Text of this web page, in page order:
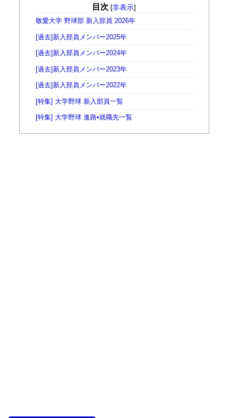
目次 [非表示]
敬愛大学 野球部 新入部員 2026年
[過去]新入部員メンバー2025年
[過去]新入部員メンバー2024年
[過去]新入部員メンバー2023年
[過去]新入部員メンバー2022年
[特集] 大学野球 新入部員一覧
[特集] 大学野球 進路•就職先一覧